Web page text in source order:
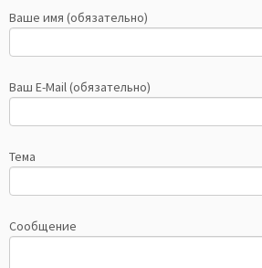
Ваше имя (обязательно)
Ваш E-Mail (обязательно)
Тема
Сообщение